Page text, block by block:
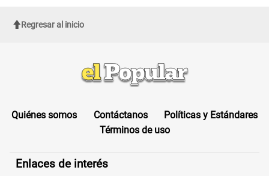
Regresar al inicio
Quiénes somos Contáctanos
Políticas y Estándares
Términos de uso
Enlaces de interés